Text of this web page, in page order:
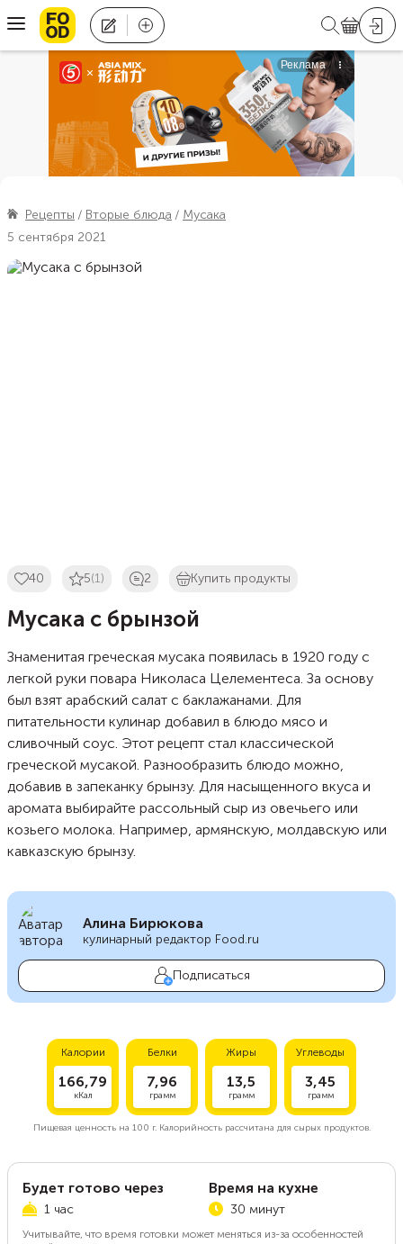
Рецепты Вторые блюда
Мусака
5 сентября 2021
40 5(1) 2 Купить продукты
Мусака с брынзой
Знаменитая греческая мусака появилась в 1920 году с
легкой руки повара Николаса Целементеса. За основу
был взят арабский салат с баклажанами. Для
питательности кулинар добавил в блюдо мясо и
сливочный соус. Этот рецепт стал классической
греческой мусакой. Разнообразить блюдо можно,
добавив в запеканку брынзу. Для насыщенного вкуса и
аромата выбирайте рассольный сыр из овечьего или
козьего молока. Например, армянскую, молдавскую или
кавказскую брынзу.
Алина Бирюкова
кулинарный редактор Food.ru
Подписаться
Калории
166,79
кКал
Белки
7,96
грамм
Жиры
13,5
грамм
Углеводы
3,45
грамм
Пищевая ценность на 100 г.Калорийность рассчитана для сырых продуктов.
Будет готово через
1 час
Время на кухне
30 минут
Учитывайте, что время готовки может меняться из-за особенностей